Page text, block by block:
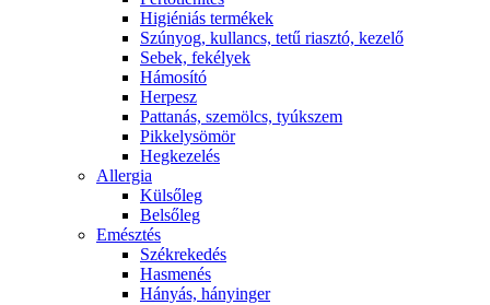
Higiéniás termékek
Szúnyog, kullancs, tetű riasztó, kezelő
Sebek, fekélyek
Hámosító
Herpesz
Pattanás, szemölcs, tyúkszem
Pikkelysömör
Hegkezelés
Allergia
Külsőleg
Belsőleg
Emésztés
Székrekedés
Hasmenés
Hányás, hányinger